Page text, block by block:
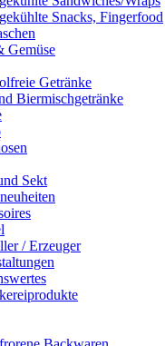
gekühlte Snacks, Fingerfood
Gemüse
Getränke
Biermischgetränke
Sekt
/ Erzeuger